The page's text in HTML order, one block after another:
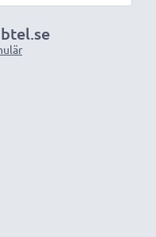
hållbarhet. Beställ